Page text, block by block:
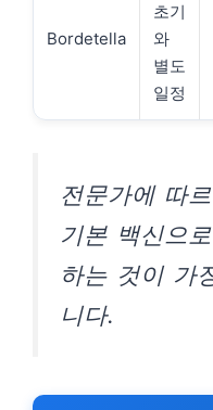
Bordetella
초기
와
별도
일정
전문가에 따
기본 백신으
하는 것이 가
니다.